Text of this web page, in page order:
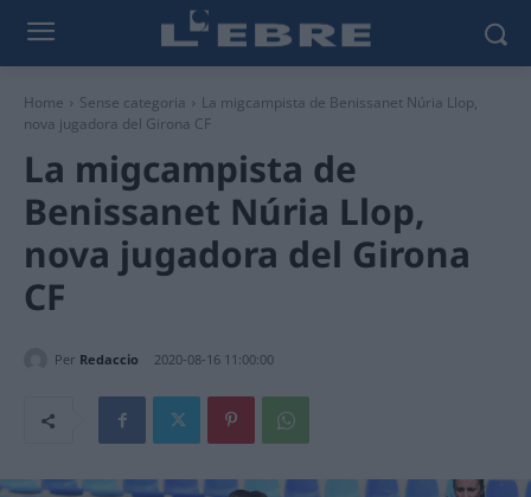
Home Sense categoria
La migcampista de Benissanet Núria Llop,
nova jugadora del Girona CF
La migcampista de
Benissanet Núria Llop,
nova jugadora del Girona
CF
Per Redaccio 2020-08-16 11:00:00